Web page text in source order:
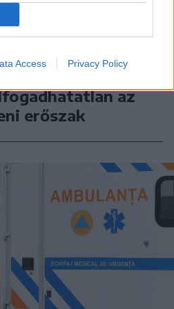
Access Privacy Policy
az
erőszak